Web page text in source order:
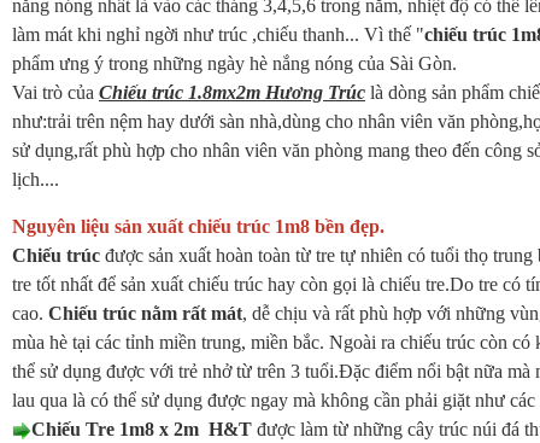
nằng nóng nhất là vào các tháng 3,4,5,6 trong năm, nhiệt độ có thể
làm mát khi nghỉ ngời như trúc ,chiếu thanh... Vì thế "chiếu trúc
phẩm ưng ý trong những ngày hè nắng nóng của Sài Gòn.
Vai trò của Chiếu trúc 1.8mx2m Hương Trúc là dòng sản phẩm
như:trải trên nệm hay dưới sàn nhà,dùng cho nhân viên văn
sử dụng,rất phù hợp cho nhân viên văn phòng mang theo đến công
lịch....
Nguyên liệu sản xuất chiếu trúc 1m8 bền đẹp.
Chiếu trúc được sản xuất hoàn toàn từ tre tự nhiên có tuổi thọ
tre tốt nhất để sản xuất chiếu trúc hay còn gọi là chiếu tre.Do tre có
cao. Chiếu trúc nằm rất mát, dễ chịu và rất phù hợp với những
mùa hè tại các tỉnh miền trung, miền bắc. Ngoài ra chiếu trúc còn
thể sử dụng được với trẻ nhở từ trên 3 tuổi.Đặc điểm nổi bật nữa
lau qua là có thể sử dụng được ngay mà không cần phải giặt như
Chiếu Tre 1m8 x 2m H&T được làm từ những cây trúc núi đá